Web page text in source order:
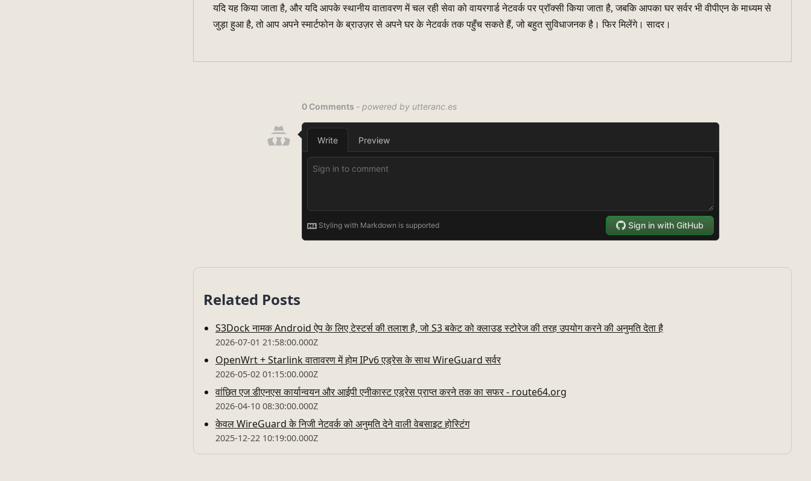
यदि यह किया जाता है, और यदि आपके स्थानीय वातावरण में चल रही सेवा को वायरगार्ड नेटवर्क पर प्रॉक्सी किया जाता है, जबकि आपका घर सर्वर भी वीपीएन के माध्यम से
जुड़ा हुआ है, तो आप अपने स्मार्टफोन के ब्राउज़र से अपने घर के नेटवर्क तक पहुँच सकते हैं, जो बहुत सुविधाजनक है। फिर मिलेंगे। सादर।
Related Posts
S3Dock नामक Android ऐप के लिए टेस्टर्स की तलाश है, जो S3 बकेट को क्लाउड स्टोरेज की तरह उपयोग करने की अनुमति देता है
2026-07-01 21:58:00.000Z
OpenWrt + Starlink वातावरण में होम IPv6 एड्रेस के साथ WireGuard सर्वर
2026-05-02 01:15:00.000Z
वांछित एज डीएनएस कार्यान्वयन और आईपी एनीकास्ट एड्रेस प्राप्त करने तक का सफर - route64.org
2026-04-10 08:30:00.000Z
केवल WireGuard के निजी नेटवर्क को अनुमति देने वाली वेबसाइट होस्टिंग
2025-12-22 10:19:00.000Z